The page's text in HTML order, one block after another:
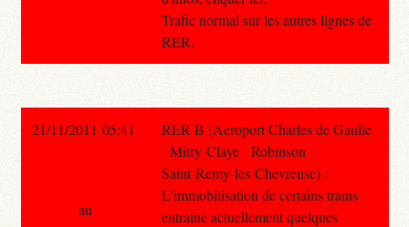
Trafic normal sur les autres lignes de
RER.
21/11/2011 05:41
RER B (Aeroport Charles de Gaulle
- Mitry-Claye - Robinson -
Saint-Remy-les-Chevreuse) :
L'immobilisation de certains trains
entraine actuellement quelques
au